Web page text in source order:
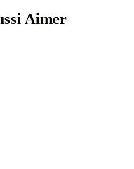
Aimer